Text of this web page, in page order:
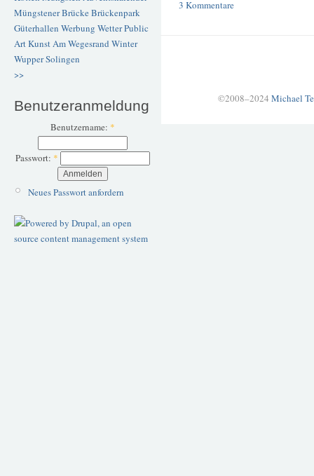
Müngstener BrückeBrückenpark
Güterhallen Werbung WetterPublic
ArtKunstAm Wegesrand Winter
WupperSolingen
>>
Benutzeranmeldung
Benutzername: *
Passwort: *
Neues Passwort anfordern
3 Kommentare
©2008–2024 Michael